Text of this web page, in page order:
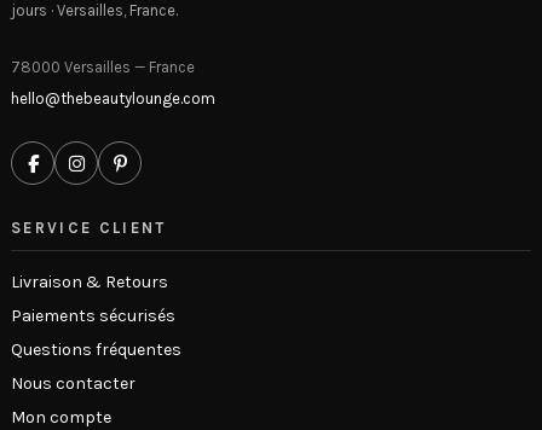
jours · Versailles, France.
78000 Versailles — France
hello@thebeautylounge.com
SERVICE CLIENT
Livraison & Retours
Paiements sécurisés
Questions fréquentes
Nous contacter
Mon compte